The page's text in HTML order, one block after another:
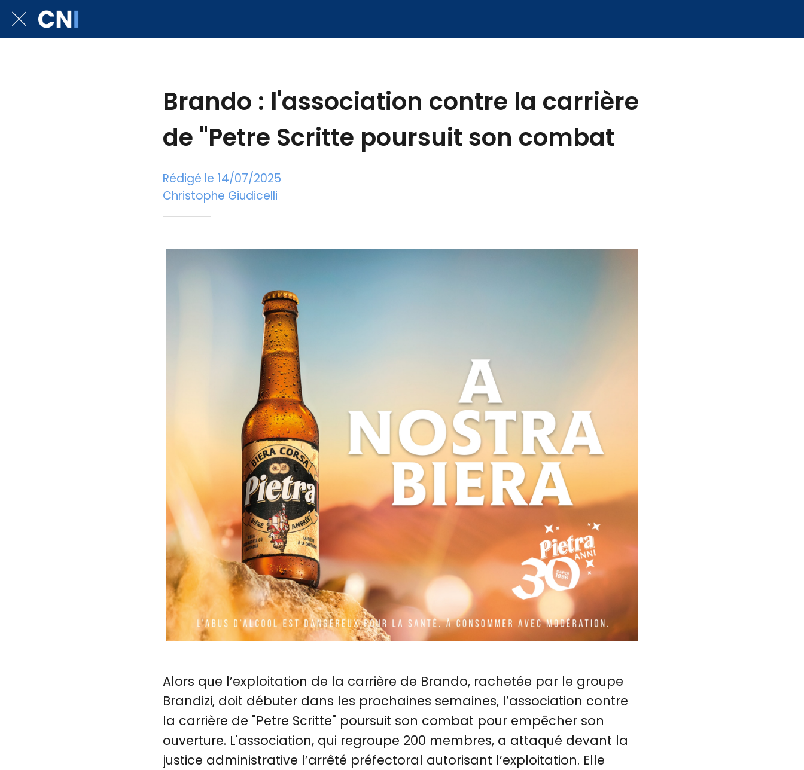
Brando : l'association contre la carrière
de "Petre Scritte poursuit son combat
Rédigé le 14/07/2025
Christophe Giudicelli
Alors que l’exploitation de la carrière de Brando, rachetée par le groupe
Brandizi, doit débuter dans les prochaines semaines, l’association contre
la carrière de "Petre Scritte" poursuit son combat pour empêcher son
ouverture. L'association, qui regroupe 200 membres, a attaqué devant la
justice administrative l’arrêté préfectoral autorisant l’exploitation. Elle